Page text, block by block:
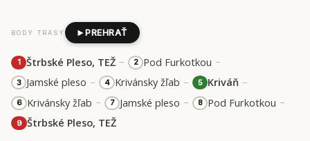
BODY TRASY PREHRAŤ
1 Štrbské Pleso, TEŽ – 2 Pod Furkotkou –
3 Jamské pleso – 4 Krivánsky žľab – 5 Kriváň –
6 Krivánsky žľab – 7 Jamské pleso – 8 Pod Furkotkou –
9 Štrbské Pleso, TEŽ